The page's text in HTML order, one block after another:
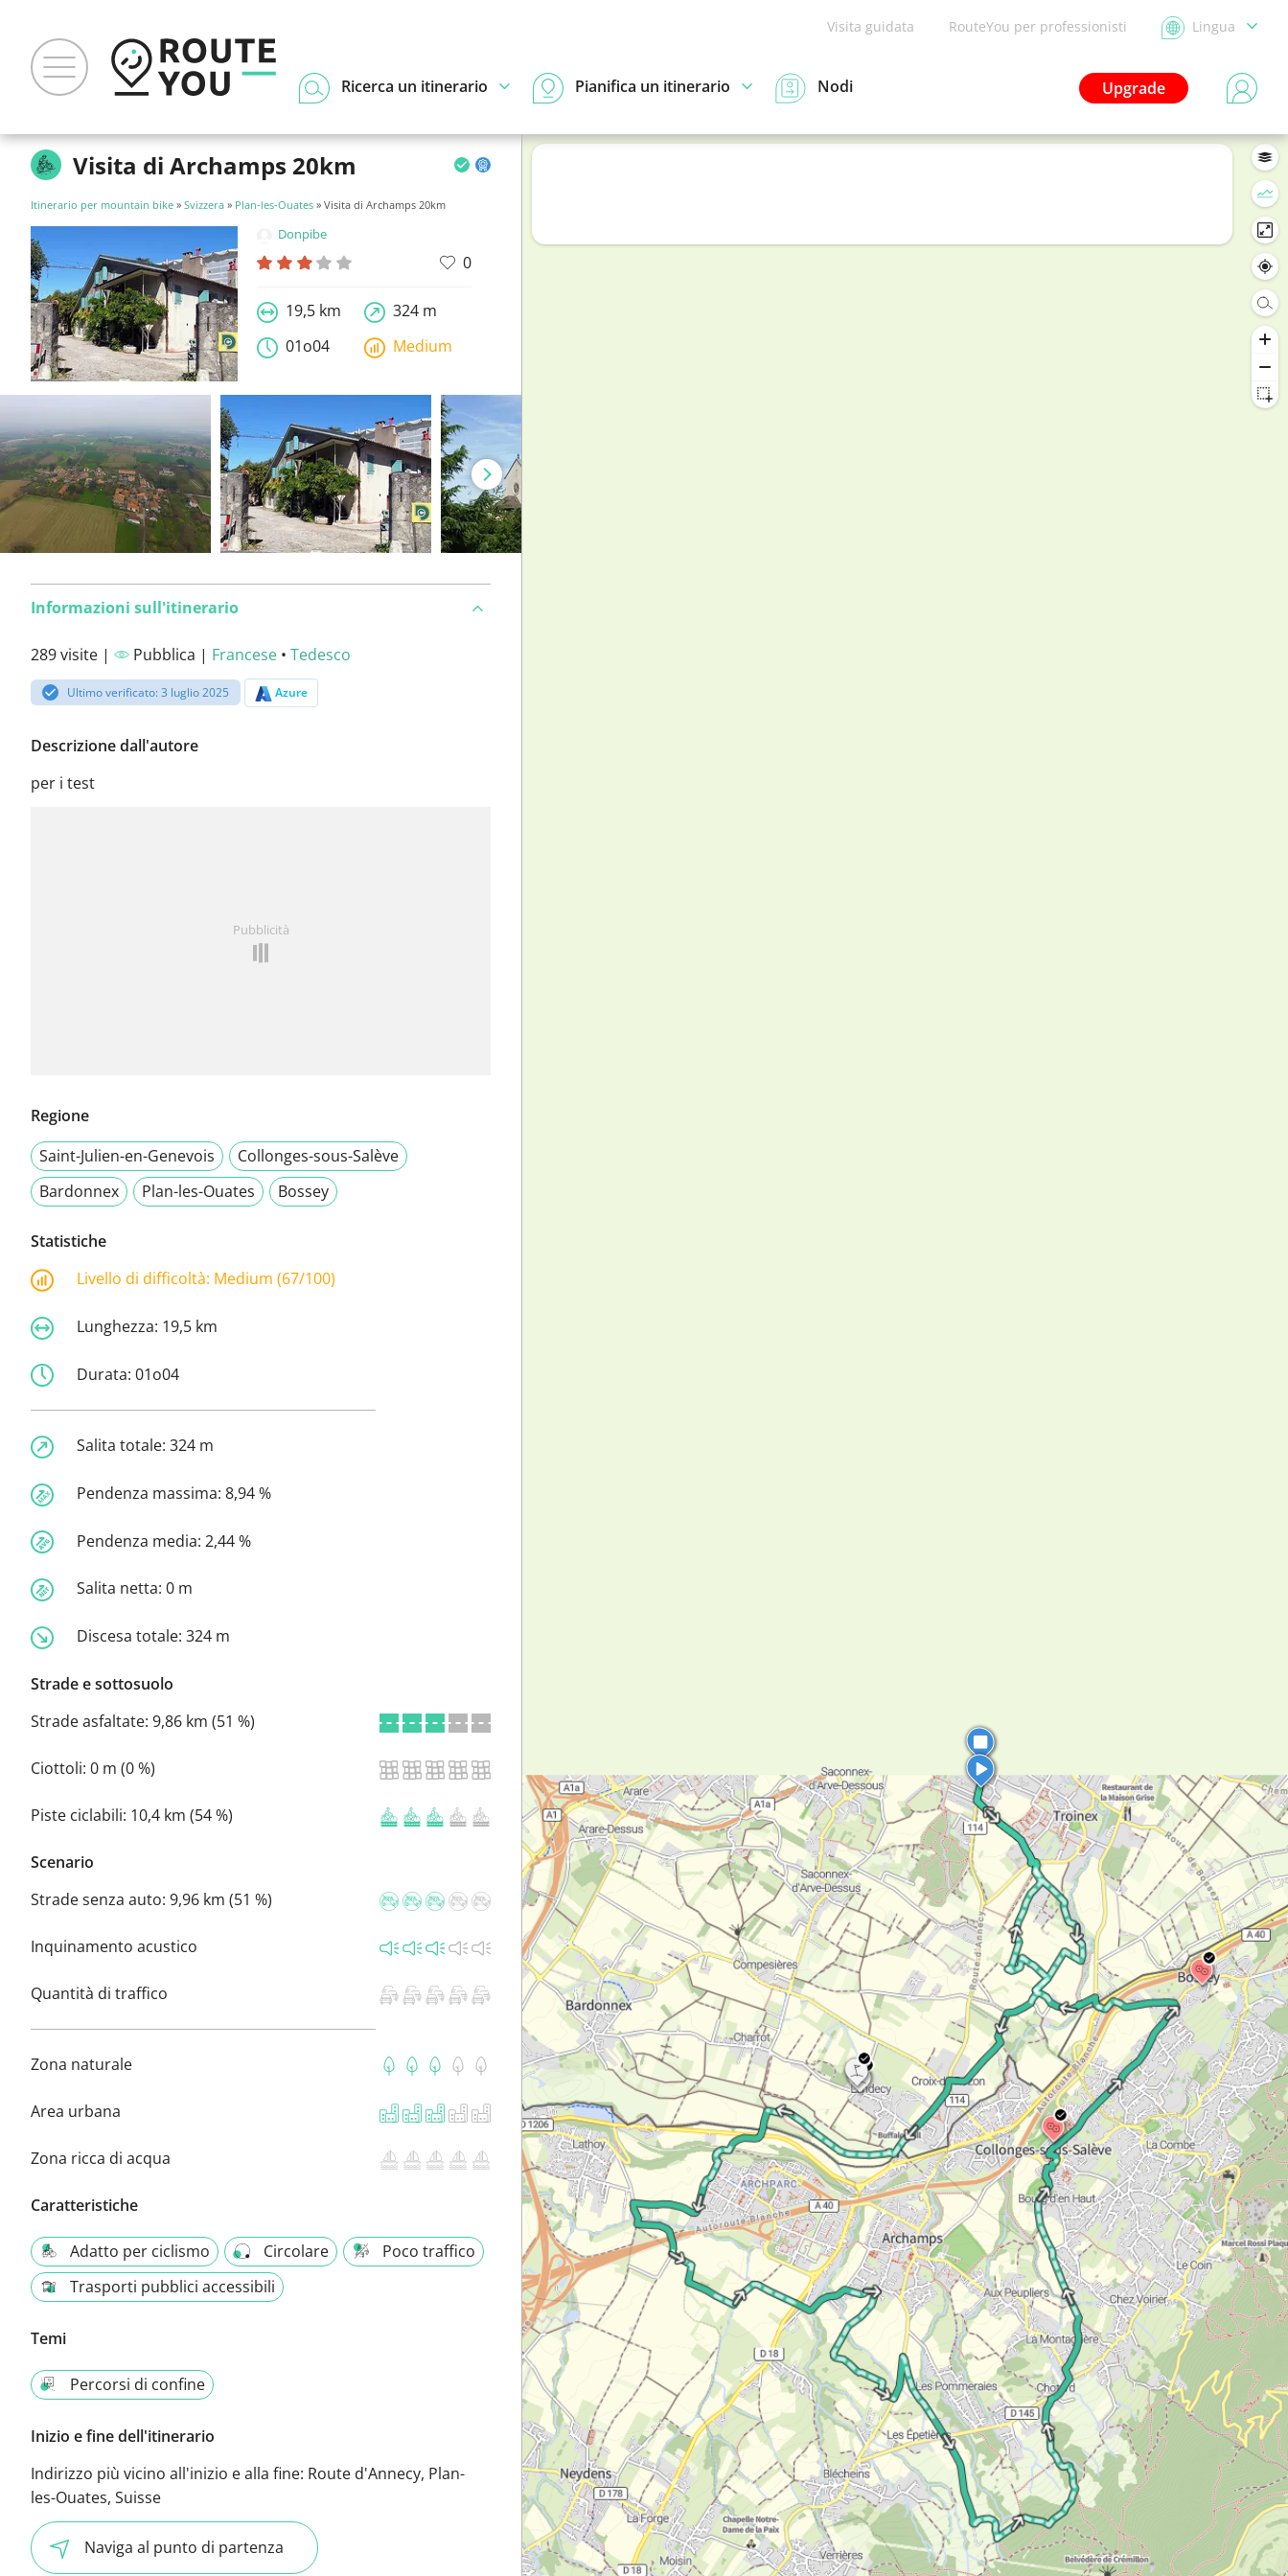
Visita guidata RouteYou per professionisti Lingua
Upgrade
Ricerca un itinerario Pianifica un itinerario Nodi
Visita di Archamps 20km
Itinerario per mountain bike » Svizzera » Plan-les-Ouates » Visita di Archamps 20km
Donpibe
0
19,5 km
324 m
01o04
Medium
Informazioni sull'itinerario
289 visite | Pubblica | Francese • Tedesco
Ultimo verificato: 3 luglio 2025 Azure
Descrizione dall'autore
per i test
Pubblicità
Regione
Saint-Julien-en-Genevois
Collonges-sous-Salève
Bardonnex
Plan-les-Ouates Bossey
Statistiche
Livello di difficoltà: Medium (67/100)
Lunghezza: 19,5 km
Durata: 01o04
Salita totale: 324 m
Pendenza massima: 8,94 %
Pendenza media: 2,44 %
Salita netta: 0 m
Discesa totale: 324 m
Strade e sottosuolo
Strade asfaltate: 9,86 km (51 %)
Ciottoli: 0 m (0 %)
Piste ciclabili: 10,4 km (54 %)
Scenario
Strade senza auto: 9,96 km (51 %)
Inquinamento acustico
Quantità di traffico
Zona naturale
Area urbana
Zona ricca di acqua
Caratteristiche
Adatto per ciclismo Circolare
Poco traffico
Trasporti pubblici accessibili
Temi
Percorsi di confine
Inizio e fine dell'itinerario
Indirizzo più vicino all'inizio e alla fine: Route d'Annecy, Plan-
les-Ouates, Suisse
Naviga al punto di partenza